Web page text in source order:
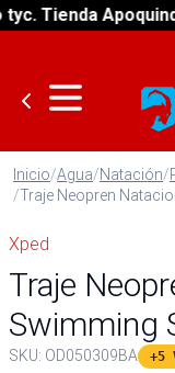
Apoquindo
Inicio/Agua/Natación/
/Traje Neopren
Xped
Traje
Swimming
SKU: OD050309BA +5